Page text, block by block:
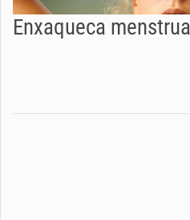
Enxaqueca